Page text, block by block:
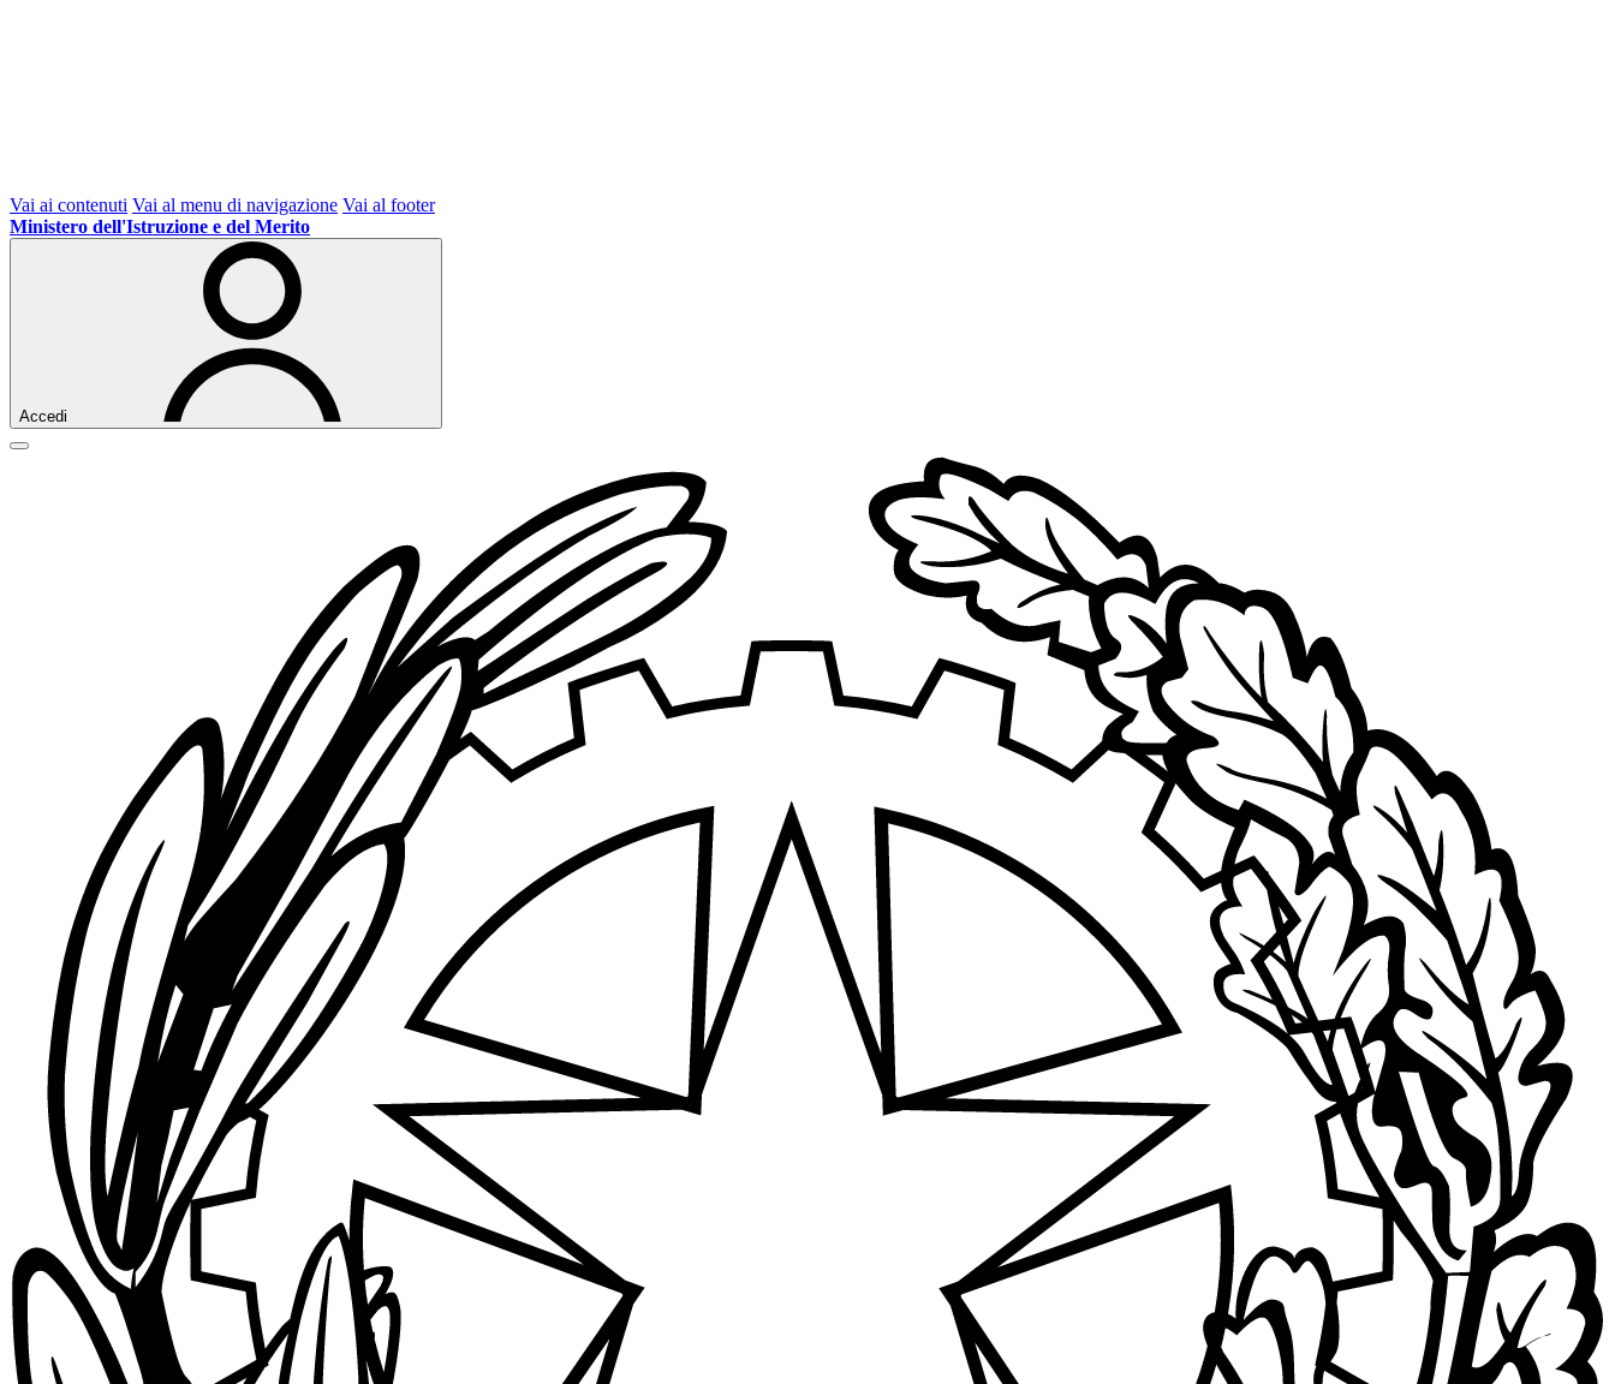
Vai ai contenuti Vai al menu di navigazione Vai al footer
Ministero dell'Istruzione e del Merito
Accedi